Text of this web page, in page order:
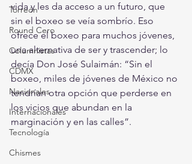
Torreón
Round Cero
Columnistas
CDMX
Nacionales
Internacionales
Tecnología
Chismes
vida y les da acceso a un futuro, que
sin el boxeo se veía sombrío. Eso
ofrece el boxeo para muchos jóvenes,
una alternativa de ser y trascender; lo
decía Don José Sulaimán: “Sin el
boxeo, miles de jóvenes de México no
tendrían otra opción que perderse en
los vicios que abundan en la
marginación y en las calles”.